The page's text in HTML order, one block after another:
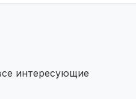
на просмотр и
интересующие